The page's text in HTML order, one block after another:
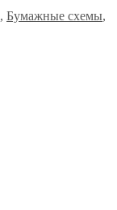
, Бумажные схемы,